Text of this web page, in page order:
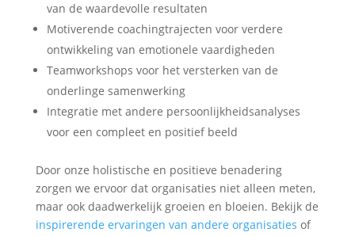
van de waardevolle resultaten
Motiverende coachingtrajecten voor verdere
ontwikkeling van emotionele vaardigheden
Teamworkshops voor het versterken van de
onderlinge samenwerking
Integratie met andere persoonlijkheidsanalyses
voor een compleet en positief beeld
Door onze holistische en positieve benadering
zorgen we ervoor dat organisaties niet alleen meten,
maar ook daadwerkelijk groeien en bloeien. Bekijk de
inspirerende ervaringen van andere organisaties of